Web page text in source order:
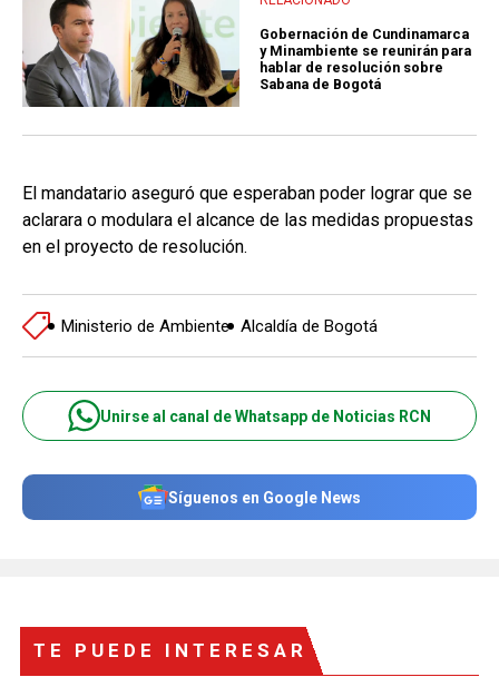
Gobernación de Cundinamarca
y Minambiente se reunirán para
hablar de resolución sobre
Sabana de Bogotá
El mandatario aseguró que esperaban poder lograr que se
aclarara o modulara el alcance de las medidas propuestas
en el proyecto de resolución.
Ministerio de Ambiente Alcaldía de Bogotá
Unirse al canal de Whatsapp de Noticias RCN
Síguenos en Google News
TE PUEDE INTERESAR